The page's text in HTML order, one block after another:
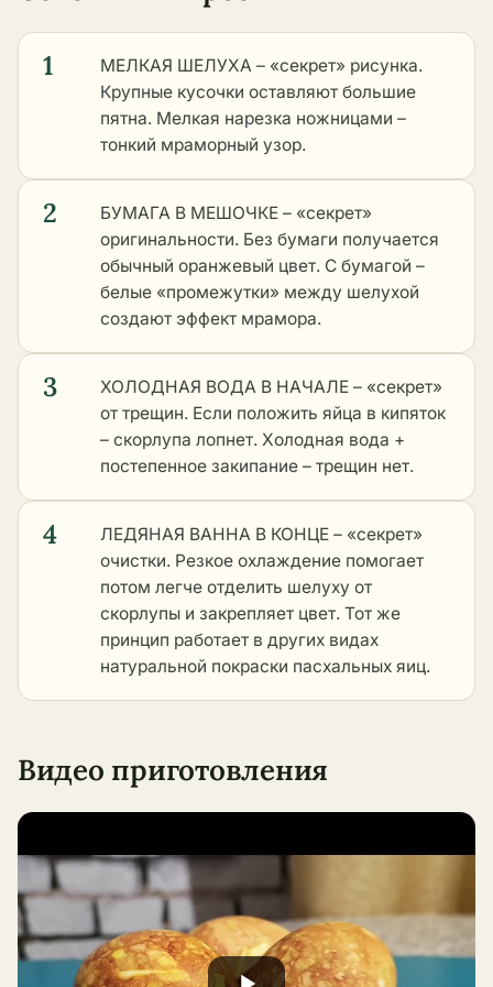
1
МЕЛКАЯ ШЕЛУХА – «секрет» рисунка.
Крупные кусочки оставляют большие
пятна. Мелкая нарезка ножницами –
тонкий мраморный узор.
2
БУМАГА В МЕШОЧКЕ – «секрет»
оригинальности. Без бумаги получается
обычный оранжевый цвет. С бумагой –
белые «промежутки» между шелухой
создают эффект мрамора.
3
ХОЛОДНАЯ ВОДА В НАЧАЛЕ – «секрет»
от трещин. Если положить яйца в кипяток
– скорлупа лопнет. Холодная вода +
постепенное закипание – трещин нет.
4
ЛЕДЯНАЯ ВАННА В КОНЦЕ – «секрет»
очистки. Резкое охлаждение помогает
потом легче отделить шелуху от
скорлупы и закрепляет цвет. Тот же
принцип работает в других видах
натуральной покраски пасхальных яиц.
Видео приготовления